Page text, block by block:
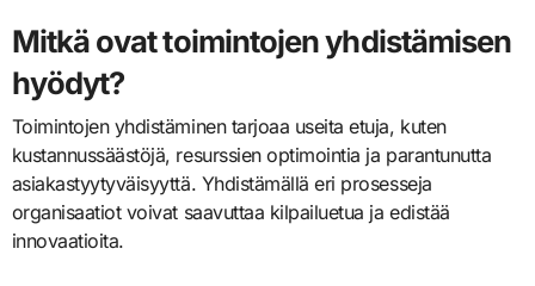
Mitkä ovat toimintojen yhdistämisen
hyödyt?
Toimintojen yhdistäminen tarjoaa useita etuja, kuten
kustannussäästöjä, resurssien optimointia ja parantunutta
asiakastyytyväisyyttä. Yhdistämällä eri prosesseja
organisaatiot voivat saavuttaa kilpailuetua ja edistää
innovaatioita.